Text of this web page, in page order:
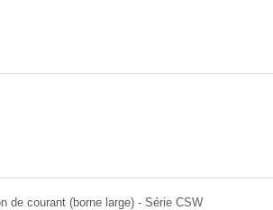
de courant (borne large) - Série CSW